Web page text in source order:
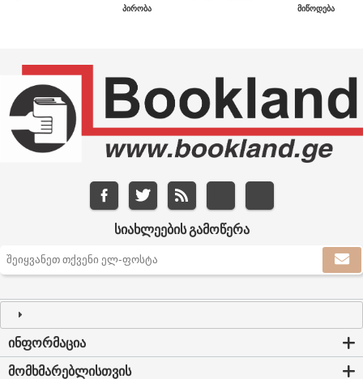
ᲞᲘᲠᲝᲑᲐ
ᲛᲘᲬᲝᲓᲔᲑᲐ
ᲡᲘᲐᲮᲚᲔᲔᲑᲘᲡ ᲒᲐᲛᲝᲬᲔᲠᲐ
ᲘᲜᲤᲝᲠᲛᲐᲪᲘᲐ
ᲛᲝᲛᲮᲛᲐᲠᲔᲑᲚᲘᲡᲗᲕᲘᲡ